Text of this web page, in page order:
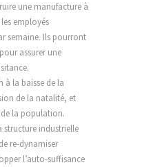
une manufacture à
employés
semaine. Ils pourront
assurer une
à la baisse de la
de la natalité, et
la population.
structure industrielle
re-dynamiser
l’auto-suffisance